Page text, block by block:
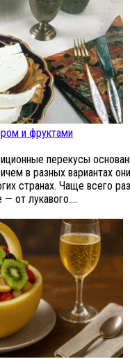
и фруктами
перекусы
в разных вариантах они
странах. Чаще всего
— от лукавого....